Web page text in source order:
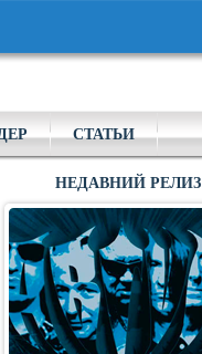
СТАТЬИ
НЕДАВНИЙ РЕЛИЗ